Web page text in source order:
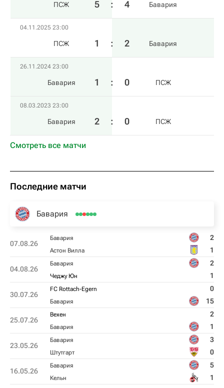
ПСЖ 5 : 4 Бавария
04.11.2025 23:00
ПСЖ 1 : 2 Бавария
26.11.2024 23:00
Бавария 1 : 0 ПСЖ
08.03.2023 23:00
Бавария 2 : 0 ПСЖ
Смотреть все матчи
Последние матчи
Бавария
07.08.26
Бавария 2
Астон Вилла 1
04.08.26
Бавария 2
Чеджу Юн 1
30.07.26
FC Rottach-Egern 0
Бавария 15
25.07.26
Вехен 2
Бавария 1
23.05.26
Бавария 3
Штутгарт 0
16.05.26
Бавария 5
Кельн 1